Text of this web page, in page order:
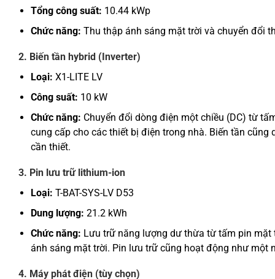
Tổng công suất: 10.44 kWp
Chức năng: Thu thập ánh sáng mặt trời và chuyển đổi
2. Biến tần hybrid (Inverter)
Loại: X1-LITE LV
Công suất: 10 kW
Chức năng: Chuyển đổi dòng điện một chiều (DC) từ
cung cấp cho các thiết bị điện trong nhà. Biến tần
cần thiết.
3. Pin lưu trữ lithium-ion
Loại: T-BAT-SYS-LV D53
Dung lượng: 21.2 kWh
Chức năng: Lưu trữ năng lượng dư thừa từ tấm pin
ánh sáng mặt trời. Pin lưu trữ cũng hoạt động như
4. Máy phát điện (tùy chọn)